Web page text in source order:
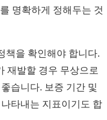
명확하게 정해두는 것
책을 확인해야 합니다.
재발할 경우 무상으로
습니다. 보증 기간 및
타내는 지표이기도 합